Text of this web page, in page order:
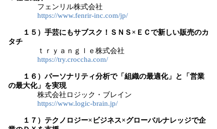
フェンリル株式会社
https://www.fenrir-inc.com/jp/
１５）手芸にもサブスク！ＳＮＳ×ＥＣで新しい販売のカ
タチ
ｔｒｙａｎｇｌｅ株式会社
https://try.croccha.com/
１６）パーソナリティ分析で「組織の最適化」と「営業
の最大化」を実現
株式会社ロジック・ブレイン
https://www.logic-brain.jp/
１７）テクノロジー×ビジネス×グローバルナレッジで企